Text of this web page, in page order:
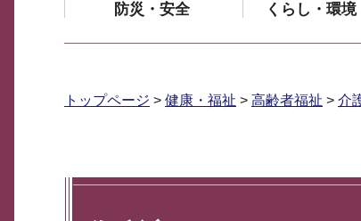
防災・安全 くらし・環境
トップページ > 健康・福祉 > 高齢者福祉 > 介